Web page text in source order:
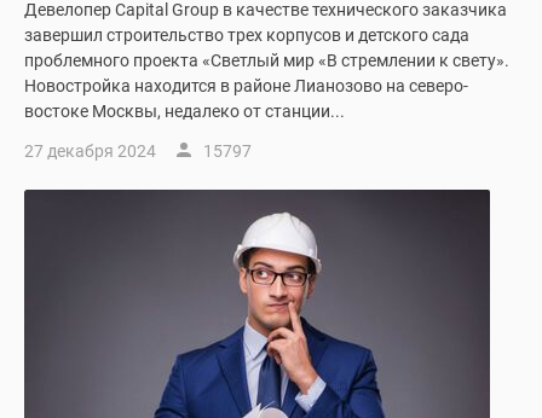
Девелопер Capital Group в качестве технического заказчика
завершил строительство трех корпусов и детского сада
проблемного проекта «Светлый мир «В стремлении к свету».
Новостройка находится в районе Лианозово на северо-
востоке Москвы, недалеко от станции...
27 декабря 2024 15797